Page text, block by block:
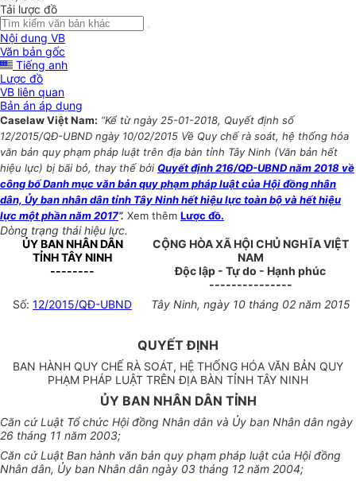
Tải lược đồ
Nội dung VB
Văn bản gốc
Tiếng anh
Lược đồ
VB liên quan
Bản án áp dụng
Caselaw Việt Nam: “Kể từ ngày 25-01-2018, Quyết định số
12/2015/QĐ-UBND ngày 10/02/2015 Về Quy chế rà soát, hệ thống hóa
văn bản quy phạm pháp luật trên địa bàn tỉnh Tây Ninh (Văn bản hết
hiệu lực) bị bãi bỏ, thay thế bởi Quyết định 216/QĐ-UBND năm 2018 về
công bố Danh mục văn bản quy phạm pháp luật của Hội đồng nhân
dân, Ủy ban nhân dân tỉnh Tây Ninh hết hiệu lực toàn bộ và hết hiệu
lực một phần năm 2017”. Xem thêm Lược đồ.
Dòng trạng thái hiệu lực.
ỦY BAN NHÂN DÂN
TỈNH TÂY NINH
--------
CỘNG HÒA XÃ HỘI CHỦ NGHĨA VIỆT
NAM
Độc lập - Tự do - Hạnh phúc
---------------
Số: 12/2015/QĐ-UBND Tây Ninh, ngày 10 tháng 02 năm 2015
QUYẾT ĐỊNH
BAN HÀNH QUY CHẾ RÀ SOÁT, HỆ THỐNG HÓA VĂN BẢN QUY
PHẠM PHÁP LUẬT TRÊN ĐỊA BÀN TỈNH TÂY NINH
ỦY BAN NHÂN DÂN TỈNH
Căn cứ Luật Tổ chức Hội đồng Nhân dân và Ủy ban Nhân dân ngày
26 tháng 11 năm 2003;
Căn cứ Luật Ban hành văn bản quy phạm pháp luật của Hội đồng
Nhân dân, Ủy ban Nhân dân ngày 03 tháng 12 năm 2004;